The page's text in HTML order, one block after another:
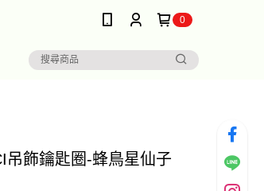
0
吊飾鑰匙圈-蜂鳥星仙子